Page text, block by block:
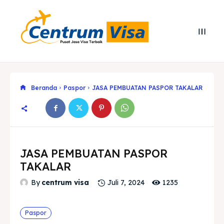
Beranda Paspor JASA PEMBUATAN PASPOR TAKALAR
JASA PEMBUATAN PASPOR
TAKALAR
By centrum visa Juli 7, 2024 1235
Paspor